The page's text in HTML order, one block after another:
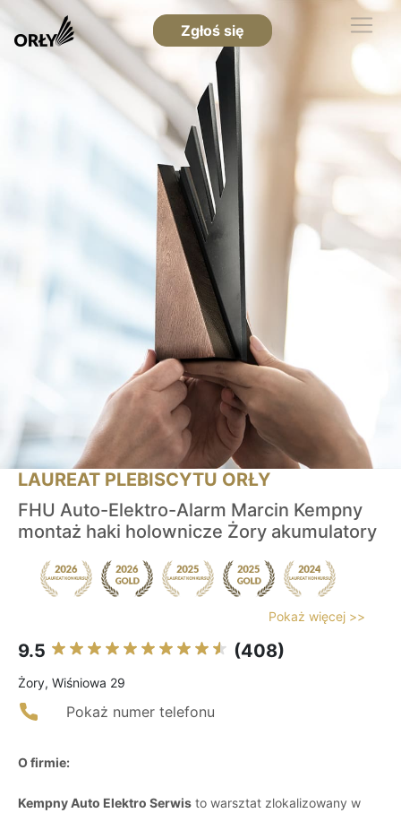
Zgłoś się
LAUREAT PLEBISCYTU ORŁY
FHU Auto-Elektro-Alarm Marcin Kempny
montaż haki holownicze Żory akumulatory
Pokaż więcej >>
9.5 (408)
Żory, Wiśniowa 29
Pokaż numer telefonu
O firmie:
Kempny Auto Elektro Serwis to warsztat zlokalizowany w